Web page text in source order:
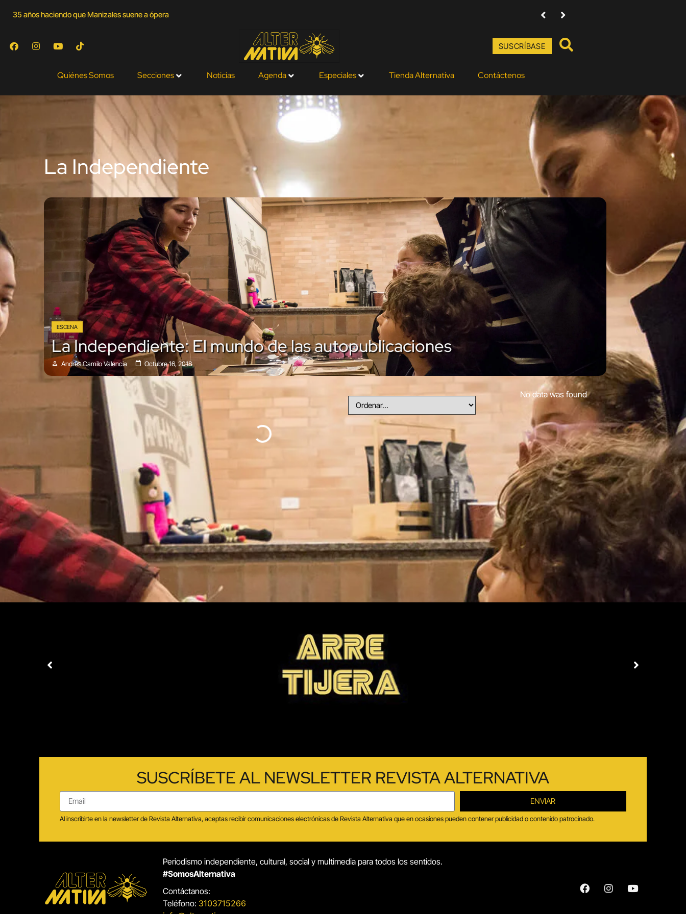
35 años haciendo que Manizales suene a ópera Amenazas contra directores de Baudó Agencia
SUSCRÍBASE
Quiénes Somos Secciones Noticias Agenda Especiales Tienda Alternativa Contáctenos
La Independiente
ESCENA
La Independiente: El mundo de las autopublicaciones
Andrés Camilo Valencia Octubre 16, 2018
No data was found
SUSCRÍBETE AL NEWSLETTER REVISTA ALTERNATIVA
ENVIAR
Al inscribirte en la newsletter de Revista Alternativa, aceptas recibir comunicaciones electrónicas de Revista Alternativa que en ocasiones pueden contener publicidad o contenido patrocinado.
Periodismo independiente, cultural, social y multimedia para todos los sentidos.
#SomosAlternativa
Contáctanos:
Teléfono: 3103715266